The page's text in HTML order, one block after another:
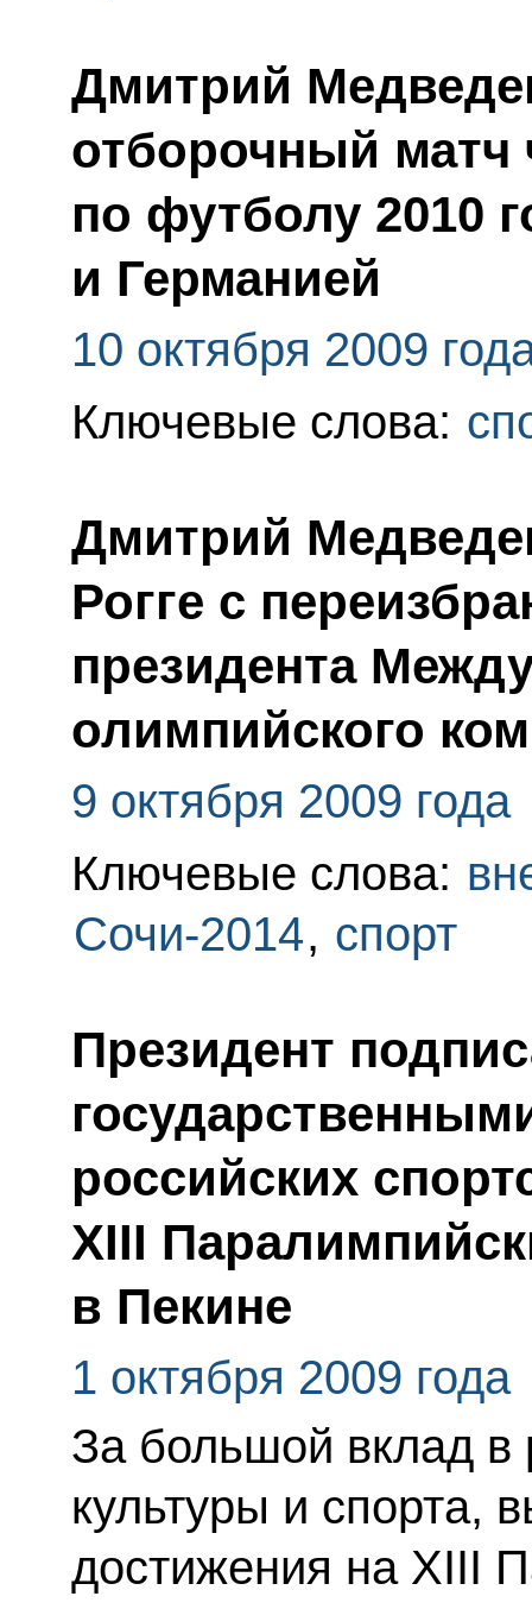
Дмитрий
отборочный матч
по футболу 2010
и Германией
10 октября 2009
Ключевые слова:
Дмитрий
Рогге с
президента
олимпийского
9 октября 2009 года
Ключевые слова:
Сочи-2014, спорт
Президент
российских
XIII
в Пекине
1 октября 2009 года
За большой вклад в
культуры и спорта,
достижения на XIII